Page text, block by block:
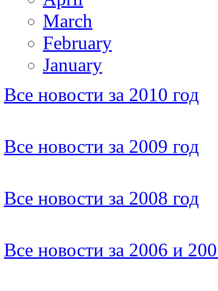
March
February
January
Все новости за 2010 год
Все новости за 2009 год
Все новости за 2008 год
Все новости за 2006 и